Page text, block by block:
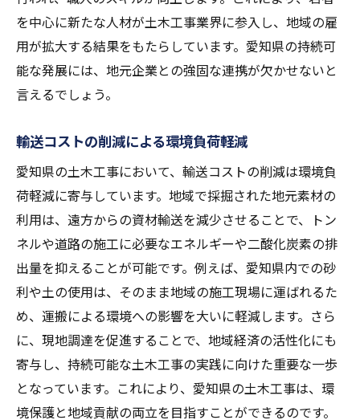
を中心に新たな人材が土木工事業界に参入し、地域の雇
用が拡大する結果をもたらしています。愛知県の持続可
能な発展には、地元企業との強固な連携が欠かせないと
言えるでしょう。
輸送コストの削減による環境負荷軽減
愛知県の土木工事において、輸送コストの削減は環境負
荷軽減に寄与しています。地域で採掘された地元素材の
利用は、遠方からの資材輸送を減少させることで、トン
ネルや道路の施工に必要なエネルギーや二酸化炭素の排
出量を抑えることが可能です。例えば、愛知県内での砂
利や土の使用は、そのまま地域の施工現場に運ばれるた
め、運搬による環境への影響を大いに軽減します。さら
に、現地調達を促進することで、地域経済の活性化にも
寄与し、持続可能な土木工事の実践に向けた重要な一歩
となっています。これにより、愛知県の土木工事は、環
境保護と地域貢献の両立を目指すことができるのです。